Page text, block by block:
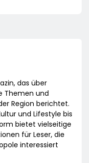
das über
Themen und
Region berichtet.
und Lifestyle bis
bietet vielseitige
für Leser, die
interessiert